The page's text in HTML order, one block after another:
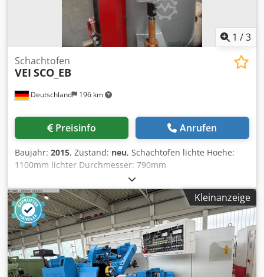
1 /3
Deutschland 196 km
Schachtofen
VEI SCO_EB
Preisinfo Anrufen
Baujahr: 2015, Zustand: neu, Schachtofen lichte Hoehe:
1100mm lichter Durchmesser: 790mm
Aussendurchmesser: 1560 mm Dkjdscdi D Depfx Aqisr
aeussere Hoehe (ohne Deckel): 1480mm aeussere Hoehe
(inkl. Deckel): 2300mm elektrisch beheizt: 40 kW
Umwaelzer: 2,2 kW Drehstromanschluss: 400 V, 50 Hz
Temperatur: max. 750°C
Kleinanzeige